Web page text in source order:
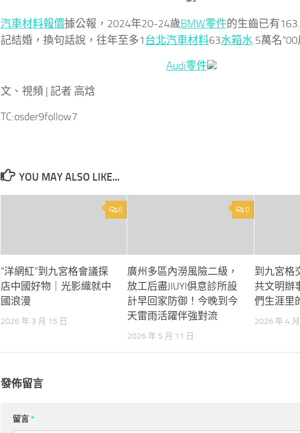
汽車材料報價據公報，2024年20-24歲BMW零件的生齒已有163.
記結婚，換句話說，往年至多1 台北汽車材料63水箱水.5萬名
Audi零件
文、視頻 | 記者 高焓
TC:osder9follow7
YOU MAY ALSO LIKE...
0
“洋網紅”到九宮格會議探
店中國好物｜光影織就中
國浪漫
2026 年 3 月 15 日
0
廣州多區內澇風險二級，
放工后盡JIUYI俱意診所設
計早回家防御！今晚到今
天雷雨活躍伴強對流
2026 年 5 月 11 日
到九宮格
共文明辦
們生涯里
2026 年 4
發佈留言
留言*